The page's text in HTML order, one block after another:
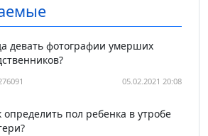
девать фотографии умерших
05.02.2021 20:08
определить пол ребенка в утробе